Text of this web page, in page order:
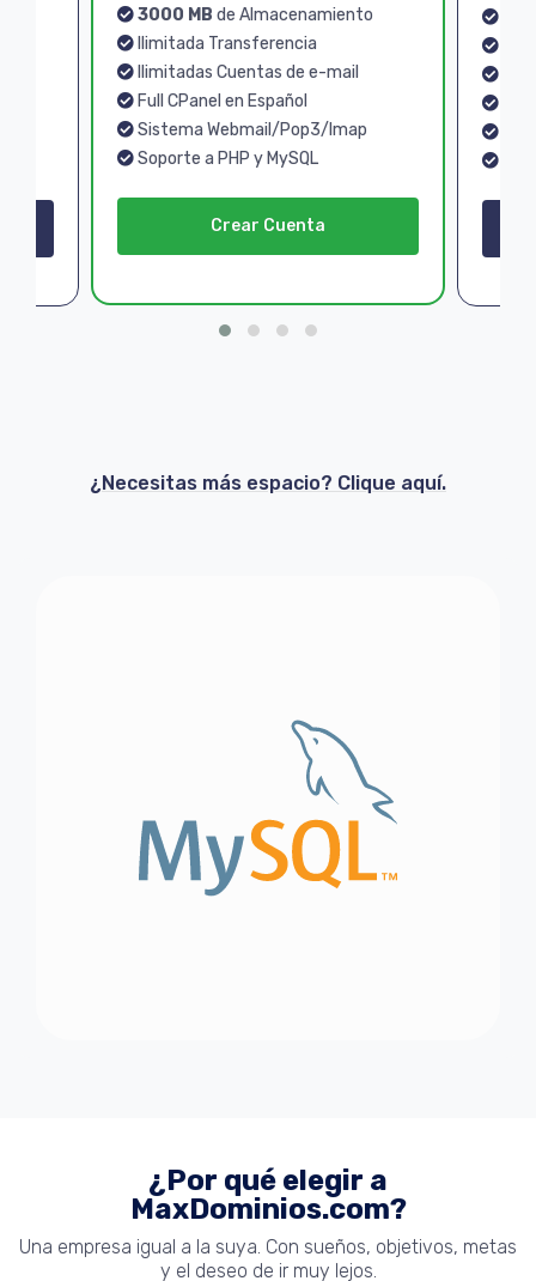
3000 MB de Almacenamiento
Ilimitada Transferencia
Ilimitadas Cuentas de e-mail
Full CPanel en Español
Sistema Webmail/Pop3/Imap
Soporte a PHP y MySQL
Crear Cuenta
¿Necesitas más espacio? Clique aquí.
¿Por qué elegir a
MaxDominios.com?
Una empresa igual a la suya. Con sueños, objetivos, metas
y el deseo de ir muy lejos.